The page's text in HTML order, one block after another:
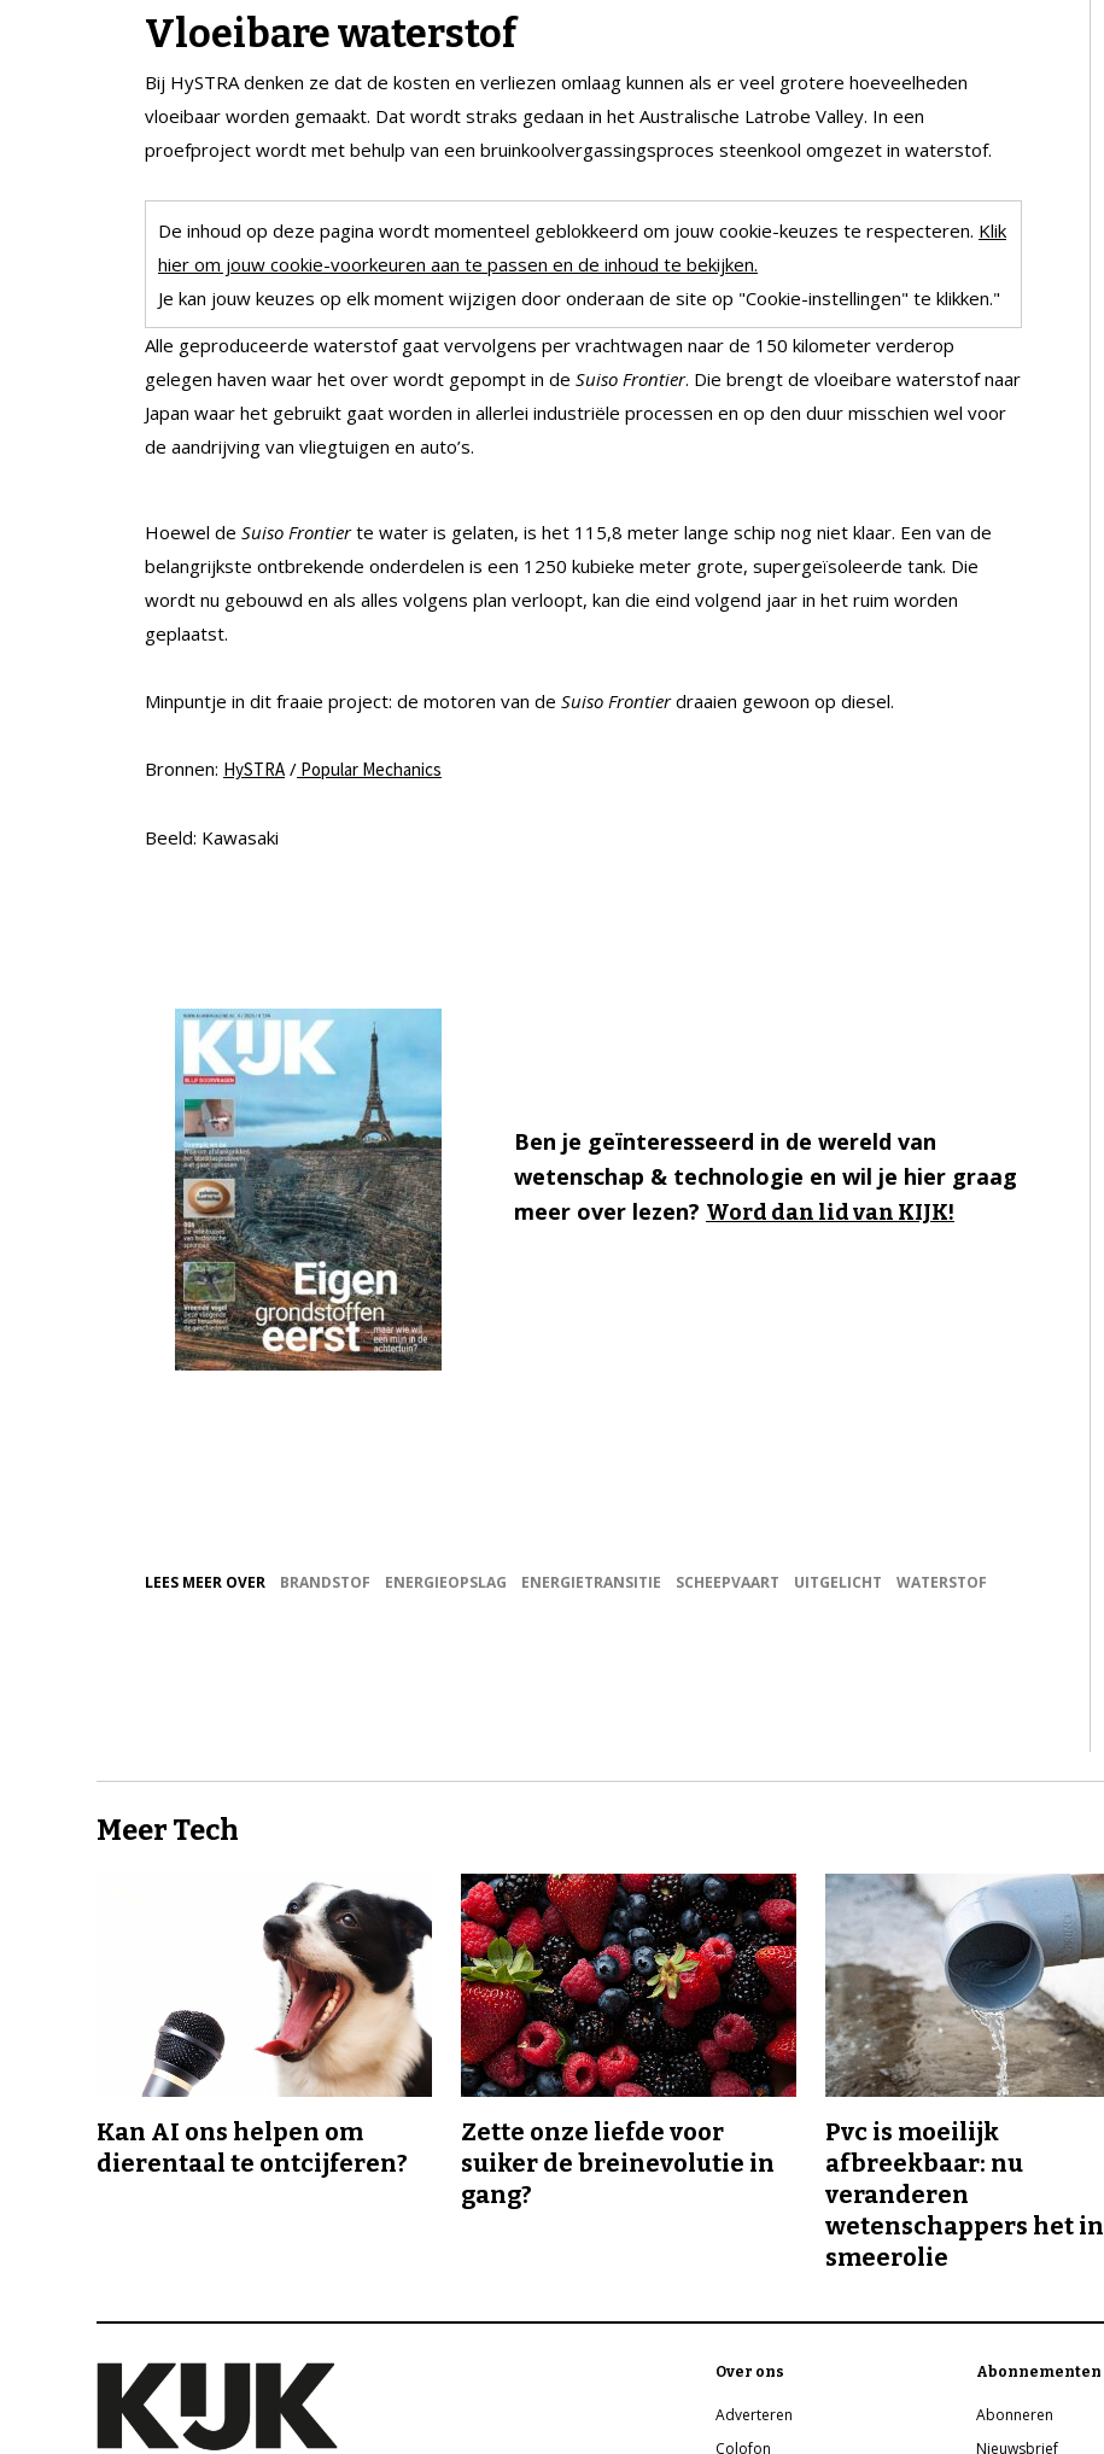
Vloeibare waterstof
Bij HySTRA denken ze dat de kosten en verliezen omlaag kunnen als er veel grotere hoeveelheden
vloeibaar worden gemaakt. Dat wordt straks gedaan in het Australische Latrobe Valley. In een
proefproject wordt met behulp van een bruinkoolvergassingsproces steenkool omgezet in waterstof.
De inhoud op deze pagina wordt momenteel geblokkeerd om jouw cookie-keuzes te respecteren. Klik
hier om jouw cookie-voorkeuren aan te passen en de inhoud te bekijken.
Je kan jouw keuzes op elk moment wijzigen door onderaan de site op "Cookie-instellingen" te klikken."
Alle geproduceerde waterstof gaat vervolgens per vrachtwagen naar de 150 kilometer verderop
gelegen haven waar het over wordt gepompt in de Suiso Frontier. Die brengt de vloeibare waterstof naar
Japan waar het gebruikt gaat worden in allerlei industriële processen en op den duur misschien wel voor
de aandrijving van vliegtuigen en auto’s.
Hoewel de Suiso Frontierte water is gelaten, is het 115,8 meter lange schip nog niet klaar. Een van de
belangrijkste ontbrekende onderdelen is een 1250 kubieke meter grote, supergeïsoleerde tank. Die
wordt nu gebouwd en als alles volgens plan verloopt, kan die eind volgend jaar in het ruim worden
geplaatst.
Minpuntje in dit fraaie project: de motoren van de Suiso Frontierdraaien gewoon op diesel.
Bronnen: HySTRA / Popular Mechanics
Beeld: Kawasaki
Ben je geïnteresseerd in de wereld van
wetenschap & technologie en wil je hier graag
meer over lezen? Word dan lid van KIJK!
LEES MEER OVER BRANDSTOF ENERGIEOPSLAG ENERGIETRANSITIE SCHEEPVAART UITGELICHT WATERSTOF
Meer Tech
Kan AI ons helpen om
dierentaal te ontcijferen?
Zette onze liefde voor
suiker de breinevolutie in
gang?
Pvc is moeilijk
afbreekbaar: nu
veranderen
wetenschappers het in
smeerolie
Over ons
Adverteren
Colofon
Abonnementen
Abonneren
Nieuwsbrief